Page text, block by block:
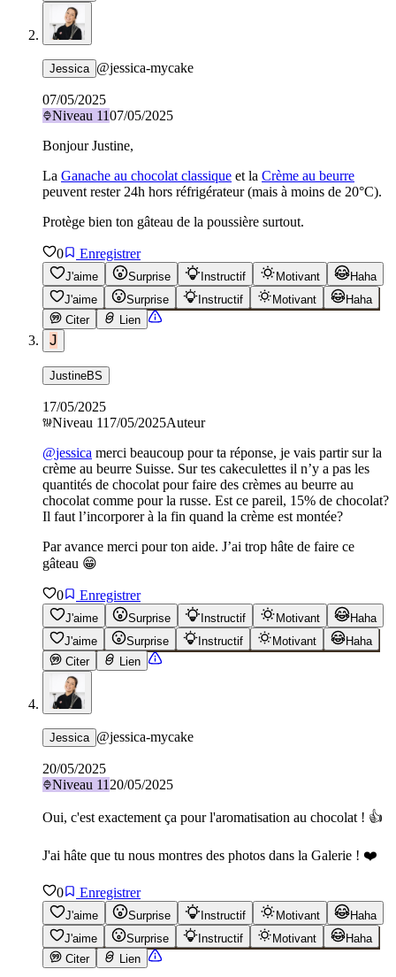
Jessica @jessica-mycake
07/05/2025
Niveau 1107/05/2025
Bonjour Justine,
La Ganache au chocolat classique et la Crème au beurre
peuvent rester 24h hors réfrigérateur (mais à moins de 20°C).
Protège bien ton gâteau de la poussière surtout.
0 Enregistrer
J'aime Surprise Instructif Motivant
Haha
J'aime
Surprise Instructif Motivant
Haha
Citer
Lien
J
JustineBS
17/05/2025
Niveau 117/05/2025Auteur
@jessica merci beaucoup pour ta réponse, je vais partir sur la
crème au beurre Suisse. Sur tes cakeculettes il n’y a pas les
quantités de chocolat pour faire des crèmes au beurre au
chocolat comme pour la russe. Est ce pareil, 15% de chocolat?
Il faut l’incorporer à la fin quand la crème est montée?
Par avance merci pour ton aide. J’ai trop hâte de faire ce
gâteau 😁
0 Enregistrer
J'aime Surprise Instructif Motivant
Haha
J'aime
Surprise Instructif Motivant
Haha
Citer
Lien
Jessica @jessica-mycake
20/05/2025
Niveau 11 20/05/2025
Oui, c'est exactement ça pour l'aromatisation au chocolat ! 👍
J'ai hâte que tu nous montres des photos dans la Galerie ! ❤️
0 Enregistrer
J'aime Surprise Instructif Motivant
Haha
J'aime
Surprise Instructif Motivant
Haha
Citer
Lien